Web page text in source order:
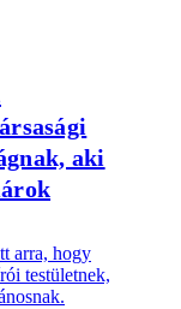
aki
arra, hogy
testületnek,